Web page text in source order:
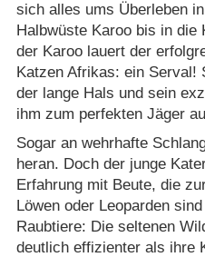
sich alles ums Überleben
Halbwüste Karoo bis in die
der Karoo lauert der
Katzen Afrikas: ein Serval!
der lange Hals und sein
ihm zum perfekten Jäger
Sogar an wehrhafte
heran. Doch der junge
Erfahrung mit Beute, die
Löwen oder Leoparden
Raubtiere: Die seltenen
deutlich effizienter als ihre